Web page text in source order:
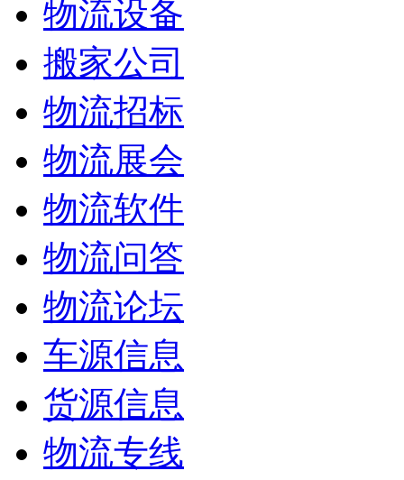
物流设备
搬家公司
物流招标
物流展会
物流软件
物流问答
物流论坛
车源信息
货源信息
物流专线